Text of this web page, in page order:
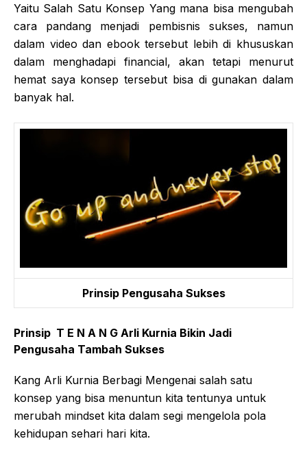
Yaitu Salah Satu Konsep Yang mana bisa mengubah
cara pandang menjadi pembisnis sukses, namun
dalam video dan ebook tersebut lebih di khususkan
dalam menghadapi financial, akan tetapi menurut
hemat saya konsep tersebut bisa di gunakan dalam
banyak hal.
Prinsip Pengusaha Sukses
Prinsip T E N A N G Arli Kurnia Bikin Jadi
Pengusaha Tambah Sukses
Kang Arli Kurnia Berbagi Mengenai salah satu
konsep yang bisa menuntun kita tentunya untuk
merubah mindset kita dalam segi mengelola pola
kehidupan sehari hari kita.